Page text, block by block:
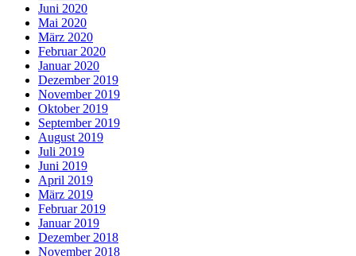
Juni 2020
Mai 2020
März 2020
Februar 2020
Januar 2020
Dezember 2019
November 2019
Oktober 2019
September 2019
August 2019
Juli 2019
Juni 2019
April 2019
März 2019
Februar 2019
Januar 2019
Dezember 2018
November 2018